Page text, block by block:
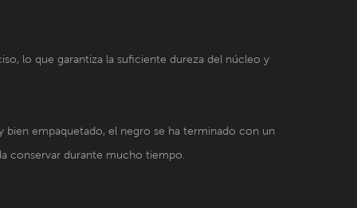
lo que garantiza la suficiente dureza del núcleo y
bien empaquetado, el negro se ha terminado con un
conservar durante mucho tiempo.